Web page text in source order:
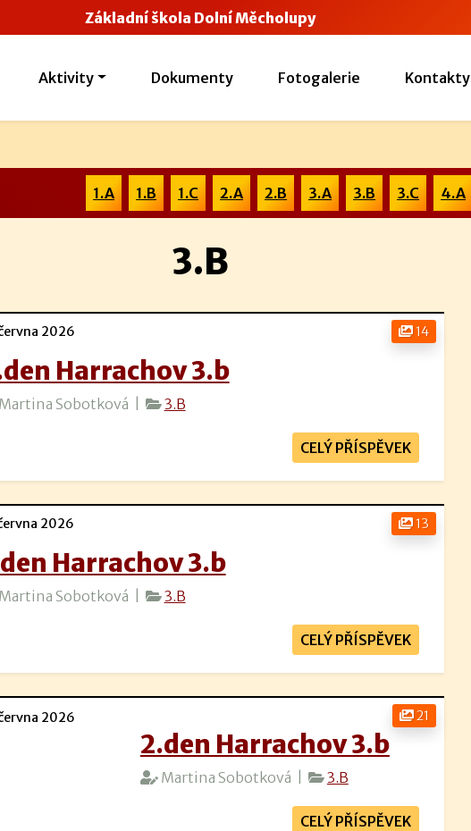
Základní škola Dolní Měcholupy
Aktivity Dokumenty Fotogalerie Kontakty
1.A 1.B 1.C 2.A 2.B 3.A 3.B 3.C 4.A
3.B
14
2026
Harrachov 3.b
Sobotková | 3.B
CELÝ PŘÍSPĚVEK
13
2026
Harrachov 3.b
Sobotková | 3.B
CELÝ PŘÍSPĚVEK
21
2026
2.den Harrachov 3.b
Martina Sobotková | 3.B
CELÝ PŘÍSPĚVEK